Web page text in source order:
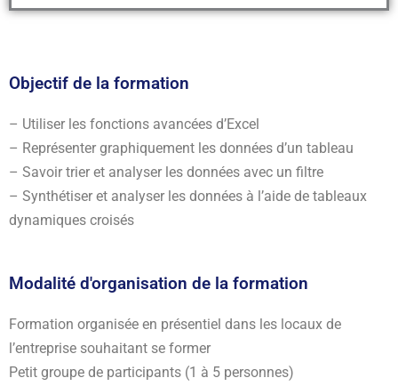
Objectif de la formation
– Utiliser les fonctions avancées d’Excel
– Représenter graphiquement les données d’un tableau
– Savoir trier et analyser les données avec un filtre
– Synthétiser et analyser les données à l’aide de tableaux
dynamiques croisés
Modalité d'organisation de la formation
Formation organisée en présentiel dans les locaux de
l’entreprise souhaitant se former
Petit groupe de participants (1 à 5 personnes)